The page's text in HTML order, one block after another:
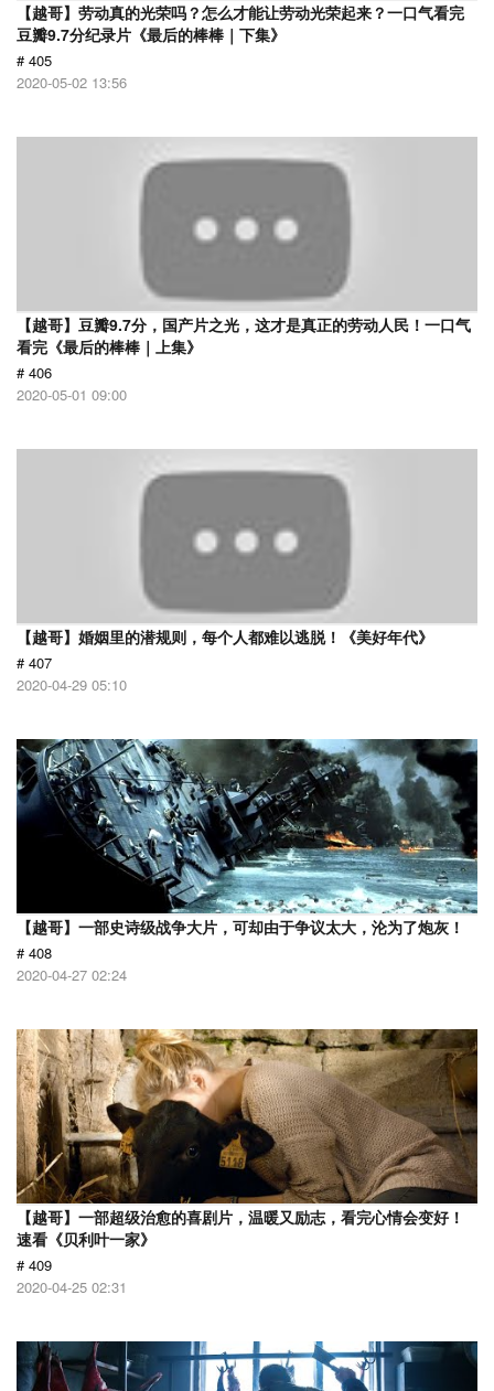
【越哥】劳动真的光荣吗？怎么才能让劳动光荣起来？一口气看完
豆瓣9.7分纪录片《最后的棒棒｜下集》
# 405
2020-05-02 13:56
【越哥】豆瓣9.7分，国产片之光，这才是真正的劳动人民！一口气
看完《最后的棒棒｜上集》
# 406
2020-05-01 09:00
【越哥】婚姻里的潜规则，每个人都难以逃脱！《美好年代》
# 407
2020-04-29 05:10
【越哥】一部史诗级战争大片，可却由于争议太大，沦为了炮灰！
# 408
2020-04-27 02:24
【越哥】一部超级治愈的喜剧片，温暖又励志，看完心情会变好！
速看《贝利叶一家》
# 409
2020-04-25 02:31